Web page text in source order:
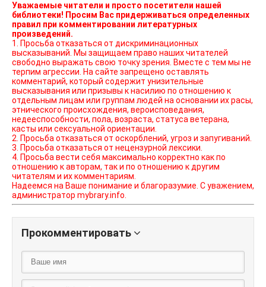
Уважаемые читатели и просто посетители нашей
библиотеки! Просим Вас придерживаться определенных
правил при комментировании литературных
произведений.
1. Просьба отказаться от дискриминационных
высказываний. Мы защищаем право наших читателей
свободно выражать свою точку зрения. Вместе с тем мы не
терпим агрессии. На сайте запрещено оставлять
комментарий, который содержит унизительные
высказывания или призывы к насилию по отношению к
отдельным лицам или группам людей на основании их расы,
этнического происхождения, вероисповедания,
недееспособности, пола, возраста, статуса ветерана,
касты или сексуальной ориентации.
2. Просьба отказаться от оскорблений, угроз и запугиваний.
3. Просьба отказаться от нецензурной лексики.
4. Просьба вести себя максимально корректно как по
отношению к авторам, так и по отношению к другим
читателям и их комментариям.
Надеемся на Ваше понимание и благоразумие. С уважением,
администратор mybrary.info.
Прокомментировать